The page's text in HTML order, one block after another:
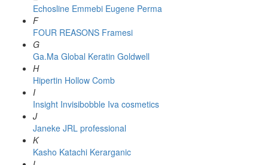
Echosline Emmebi Eugene Perma
F
FOUR REASONS Framesi
G
Ga.Ma Global Keratin Goldwell
H
Hipertin Hollow Comb
I
Insight Invisibobble Iva cosmetics
J
Janeke JRL professional
K
Kasho Katachi Kerarganic